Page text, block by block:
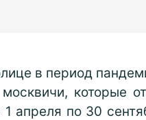
в период
которые
апреля по 30